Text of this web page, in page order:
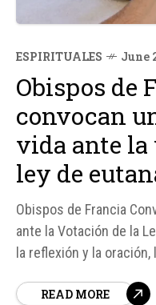
ESPIRITUALES June
Obispos de
convocan
vida ante la
ley de
Obispos de Francia
ante la Votación de la
la reflexión y la
vida, ante la
READ MORE